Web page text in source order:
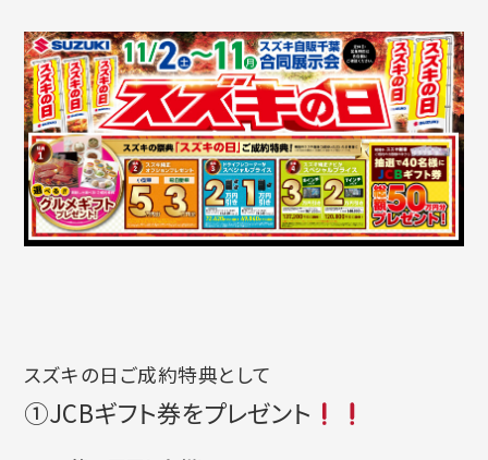
スズキの日ご成約特典として
①JCBギフト券をプレゼント